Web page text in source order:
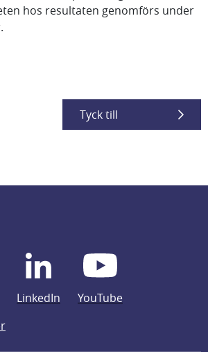
hos resultaten genomförs under
Tyck till
LinkedIn
YouTube